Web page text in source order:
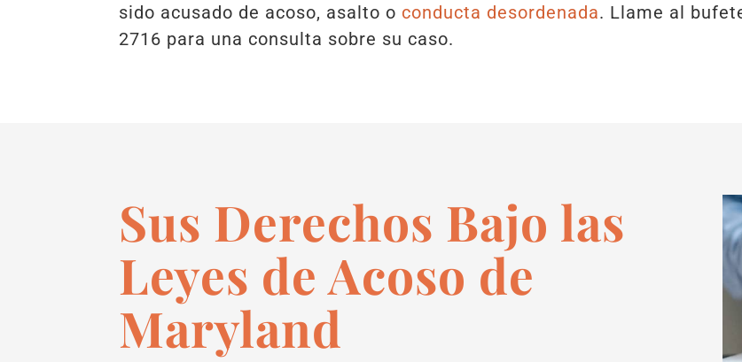
sido acusado de acoso, asalto o conducta desordenada. Llame al
2716 para una consulta sobre su caso.
Sus Derechos Bajo las
Leyes de Acoso de
Maryland